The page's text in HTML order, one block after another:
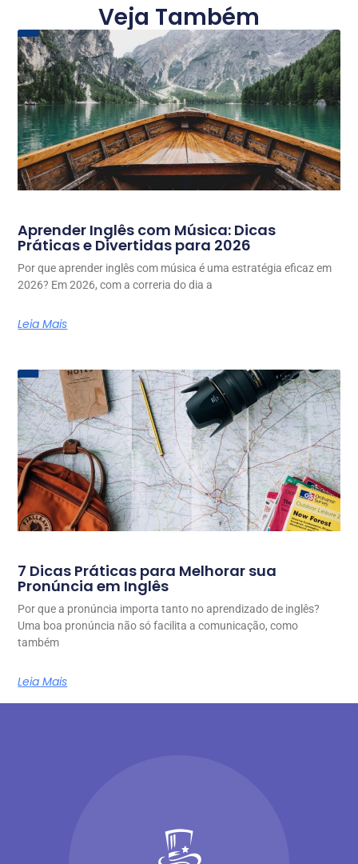
Veja Também
Aprender Inglês com Música: Dicas
Práticas e Divertidas para 2026
Por que aprender inglês com música é uma estratégia eficaz em
2026? Em 2026, com a correria do dia a
Leia Mais
7 Dicas Práticas para Melhorar sua
Pronúncia em Inglês
Por que a pronúncia importa tanto no aprendizado de inglês?
Uma boa pronúncia não só facilita a comunicação, como
também
Leia Mais